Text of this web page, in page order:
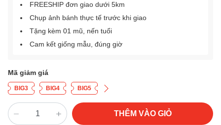
FREESHIP đơn giao dưới 5km
Chụp ảnh bánh thực tế trước khi giao
Tặng kèm 01 mũ, nến tuổi
Cam kết giống mẫu, đúng giờ
Mã giảm giá
BIG3 BIG4 BIG5
THÊM VÀO GIỎ